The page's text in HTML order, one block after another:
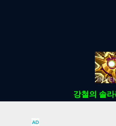
강철의 솔
상대 팀에 강력한 광역 AP
AD